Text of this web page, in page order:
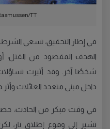
TT
في إطار التحقيق، تسعى
الهدف المقصود من القتل،
شخصًا آخر. وقد أثيرت
داخل مبنى متعدد العائلات
في وقت مبكر من الحادث،
تشير إلى وقوع إطلاق نار،